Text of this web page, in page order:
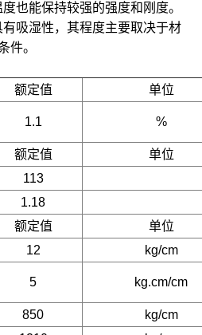
也能保持较强的强度和刚度。
吸湿性，其程度主要取决于材
件。
额定值
单位
1.1 %
额定值
单位
113
1.18
额定值
单位
12
kg/cm
5 kg.cm/cm
850
kg/cm